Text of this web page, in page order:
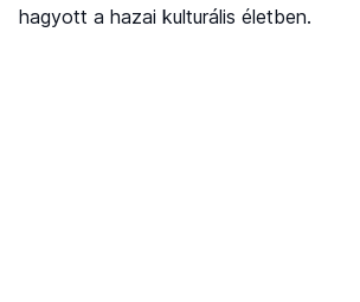
hagyott a hazai kulturális életben.